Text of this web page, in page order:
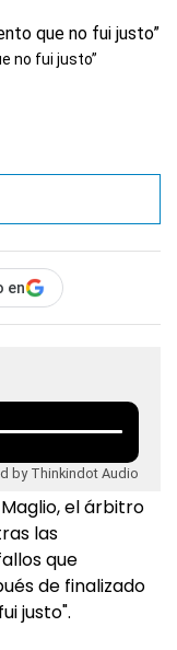
no fui justo”
en
by Thinkindot Audio
el árbitro
las
que
de finalizado
justo".